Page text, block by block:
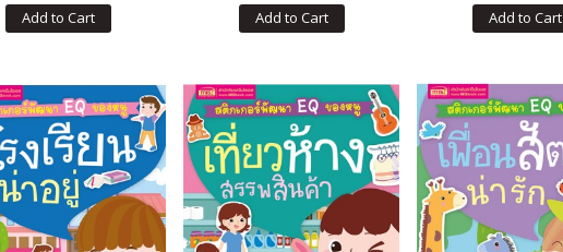
Add to Cart Add to Cart Add to Cart